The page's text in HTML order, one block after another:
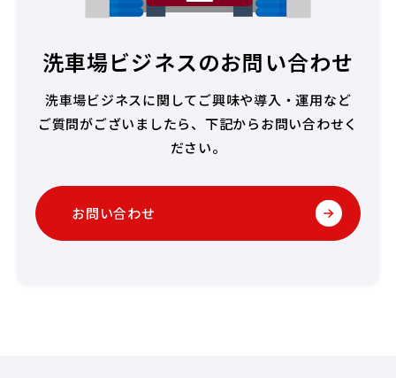
洗車場ビジネスのお問い合わせ
洗車場ビジネスに関してご興味や導入・運用など
ご質問がございましたら、下記からお問い合わせく
ださい。
お問い合わせ